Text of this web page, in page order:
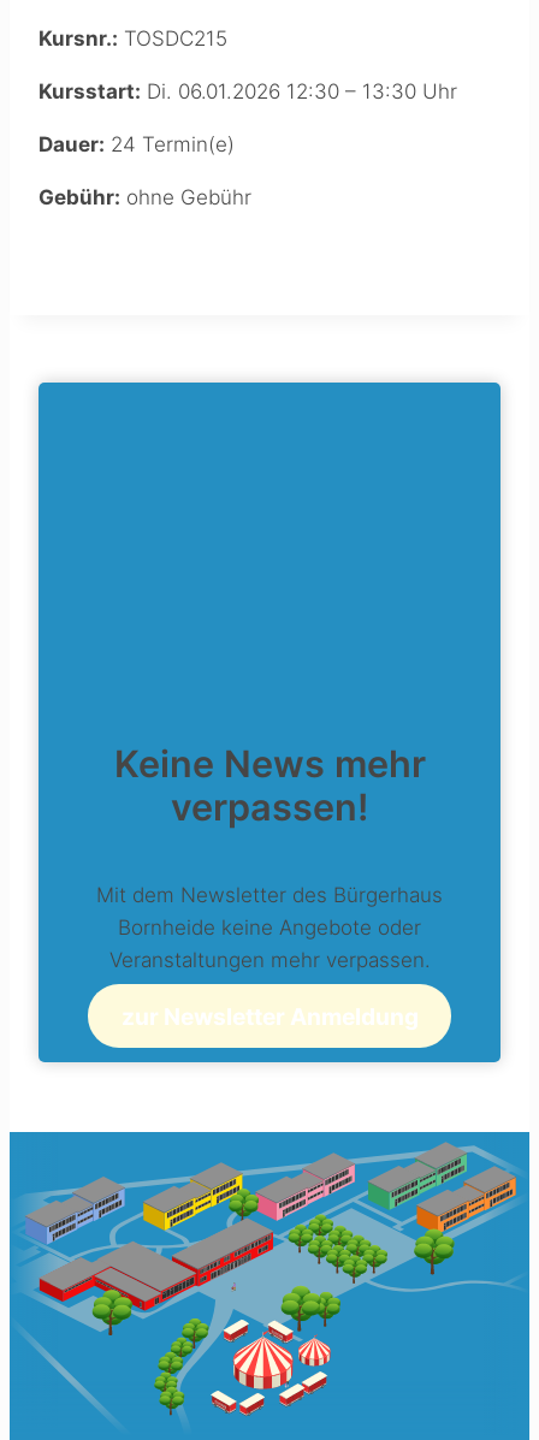
Kursnr.: TOSDC215
Kursstart: Di. 06.01.2026 12:30 – 13:30 Uhr
Dauer: 24 Termin(e)
Gebühr: ohne Gebühr
Keine News mehr
verpassen!
Mit dem Newsletter des Bürgerhaus
Bornheide keine Angebote oder
Veranstaltungen mehr verpassen.
zur Newsletter Anmeldung